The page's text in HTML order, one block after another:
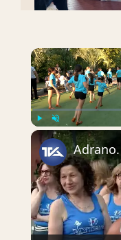
Unmute